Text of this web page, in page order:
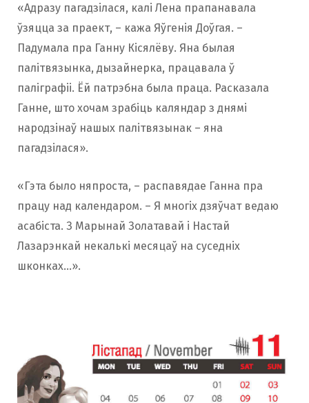
«Адразу пагадзілася, калі Лена прапанавала
ўзяцца за праект, – кажа Яўгенія Доўгая. –
Падумала пра Ганну Кісялёву. Яна былая
палітвязынка, дызайнерка, працавала ў
паліграфіі. Ёй патрэбна была праца. Расказала
Ганне, што хочам зрабіць каляндар з днямі
народзінаў нашых палітвязынак – яна
пагадзілася».
«Гэта было няпроста, – распавядае Ганна пра
працу над календаром. – Я многіх дзяўчат ведаю
асабіста. З Марынай Золатавай і Настай
Лазарэнкай некалькі месяцаў на суседніх
шконках…».